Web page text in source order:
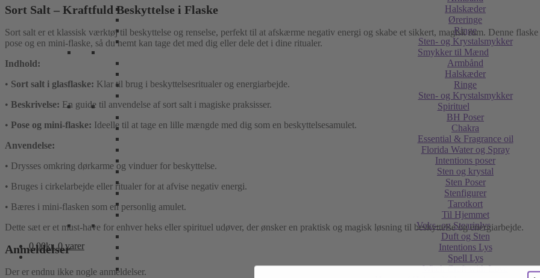
Halskæder
Øreringe
Ringe
Sten- og Krystalsmykker
Smykker til Mænd
Armbånd
Halskæder
Ringe
Sten- og Krystalsmykker
Spirituel
BH Poser
Chakra
Essential & Fragrance oil
Florida Water og Spray
Intentions poser
Sten og krystal
Sten Poser
Stenfigurer
Tarotkort
Til Hjemmet
Voks- og Stearinlys
Duft og Sten
Intentions Lys
Spell Lys
Witch Craft with Love
0,00kr. 0 varer
Sort Salt – Kraftfuld Beskyttelse i Flaske
Sort salt er et klassisk værktøj til beskyttelse og renselse, perfekt til at afskærme negativ energi og skabe et sikkert, magisk rum. Denne
pose og en mini-flaske, så du nemt kan tage det med dig eller dele det i dine ritualer.
Indhold:
• Sort salt i glasflaske: Klar til brug i beskyttelsesritualer og energiarbejde.
• Beskrivelse: En guide til anvendelse af sort salt i magiske praksisser.
• Pose og mini-flaske: Ideelle til at tage en lille mængde med dig som en beskyttelsesamulet.
Anvendelse:
• Drysses omkring dørkarme og vinduer for beskyttelse.
• Bruges i cirkelarbejde eller ritualer for at afvise negativ energi.
• Bæres i mini-flasken som en personlig amulet.
Dette sæt er et must-have for enhver heks eller spirituel udøver, der ønsker en praktisk og magisk løsning til beskyttelse og energiarbejde.
Anmeldelser
Der er endnu ikke nogle anmeldelser.